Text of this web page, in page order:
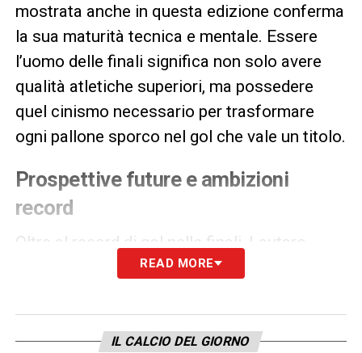
mostrata anche in questa edizione conferma
la sua maturità tecnica e mentale. Essere
l’uomo delle finali significa non solo avere
qualità atletiche superiori, ma possedere
quel cinismo necessario per trasformare
ogni pallone sporco nel gol che vale un titolo.
Prospettive future e ambizioni
record
Oltre al record di gol nelle finali, Lautaro
Martínez continua a scalare la classifica dei
raggiungimento di mostri sacri come Crespo
e Cruz è solo l’ennesimo tassello di una
READ MORE
IL CALCIO DEL GIORNO